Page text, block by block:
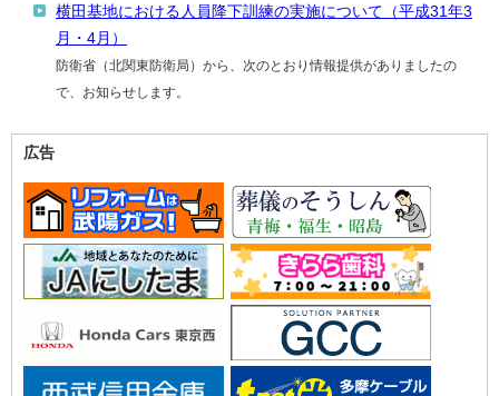
横田基地における人員降下訓練の実施について（平成31年3
月・4月）
防衛省（北関東防衛局）から、次のとおり情報提供がありましたの
で、お知らせします。
広告